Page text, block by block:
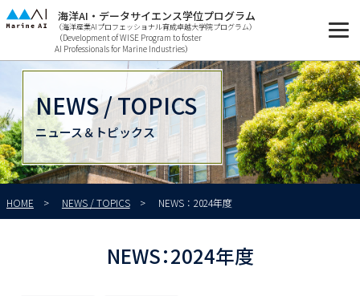
海洋AI・データサイエンス学位プログラム
（海洋産業AIプロフェッショナル育成卓越大学院プログラム）
（Development of WISE Program to foster
AI Professionals for Marine Industries）
NEWS / TOPICS
ニュース＆トピックス
HOME NEWS / TOPICS NEWS：2024年度
NEWS：2024年度